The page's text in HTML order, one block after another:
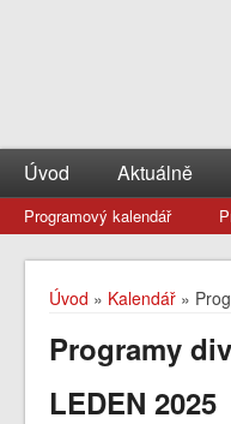
Úvod Aktuálně
Programový kalendář
Úvod » Kalendář »
Programy
LEDEN 2025